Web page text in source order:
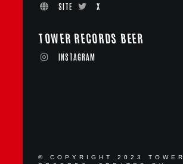
SITE X
TOWER RECORDS BEER
INSTAGRAM
© COPYRIGHT 2023 TOWER